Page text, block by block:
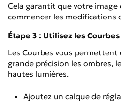
Cela garantit que votre image
commencer les modifications
Étape 3 : Utilisez les
Les Courbes vous permettent
grande précision les ombres,
hautes lumières.
Ajoutez un calque de